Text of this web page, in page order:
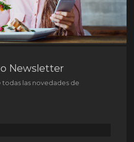
Newsletter
las novedades de